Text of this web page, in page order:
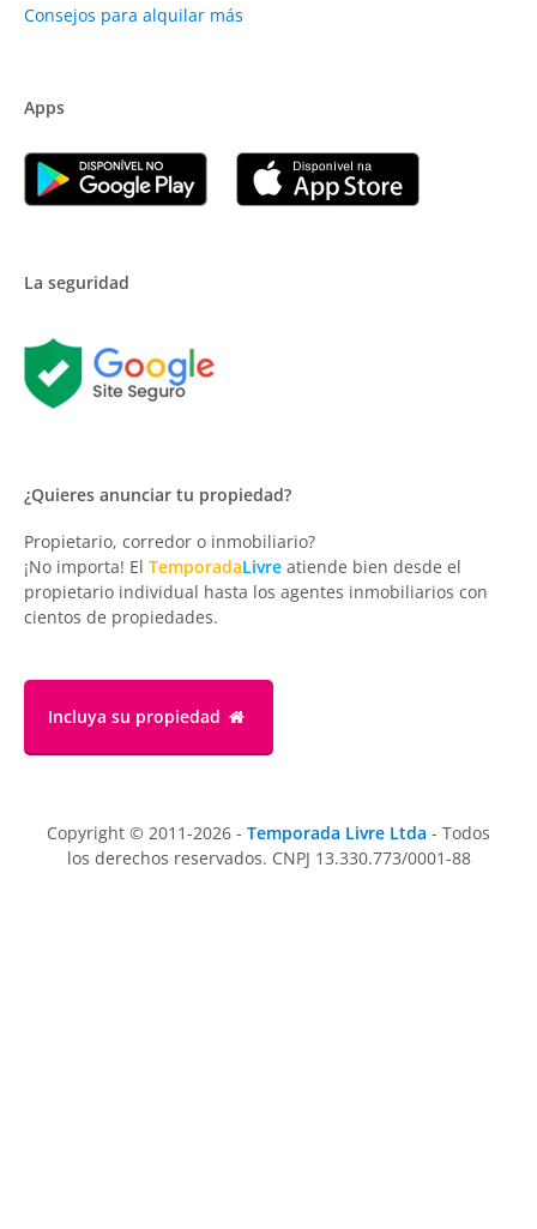
Consejos para alquilar más
Apps
La seguridad
¿Quieres anunciar tu propiedad?
Propietario, corredor o inmobiliario?
¡No importa! El TemporadaLivre atiende bien desde el
propietario individual hasta los agentes inmobiliarios con
cientos de propiedades.
Incluya su propiedad
Copyright © 2011-2026 - Temporada Livre Ltda - Todos
los derechos reservados. CNPJ 13.330.773/0001-88